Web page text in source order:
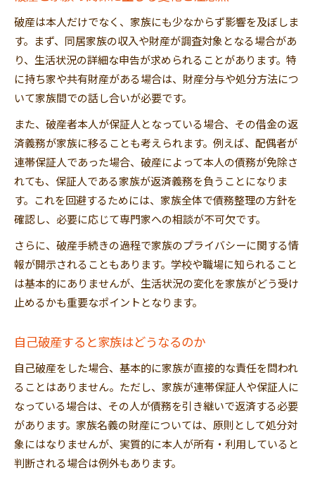
破産は本人だけでなく、家族にも少なからず影響を及ぼしま
す。まず、同居家族の収入や財産が調査対象となる場合があ
り、生活状況の詳細な申告が求められることがあります。特
に持ち家や共有財産がある場合は、財産分与や処分方法につ
いて家族間での話し合いが必要です。
また、破産者本人が保証人となっている場合、その借金の返
済義務が家族に移ることも考えられます。例えば、配偶者が
連帯保証人であった場合、破産によって本人の債務が免除さ
れても、保証人である家族が返済義務を負うことになりま
す。これを回避するためには、家族全体で債務整理の方針を
確認し、必要に応じて専門家への相談が不可欠です。
さらに、破産手続きの過程で家族のプライバシーに関する情
報が開示されることもあります。学校や職場に知られること
は基本的にありませんが、生活状況の変化を家族がどう受け
止めるかも重要なポイントとなります。
自己破産すると家族はどうなるのか
自己破産をした場合、基本的に家族が直接的な責任を問われ
ることはありません。ただし、家族が連帯保証人や保証人に
なっている場合は、その人が債務を引き継いで返済する必要
があります。家族名義の財産については、原則として処分対
象にはなりませんが、実質的に本人が所有・利用していると
判断される場合は例外もあります。